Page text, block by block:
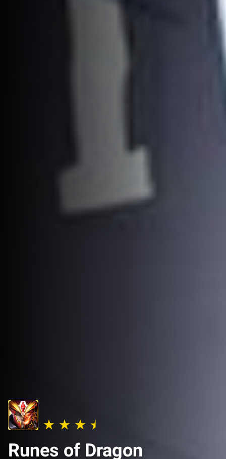
Runes of Dragon